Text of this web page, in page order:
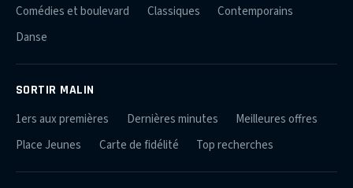
Comédies et boulevard
Classiques
Contemporains
Danse
SORTIR MALIN
1ers aux premières Dernières minutes
Meilleures offres
Place Jeunes
Carte de fidélité Top recherches